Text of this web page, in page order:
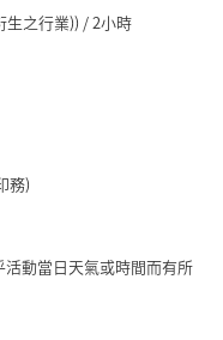
生之行業)) / 2小時
務)
動當日天氣或時間而有所